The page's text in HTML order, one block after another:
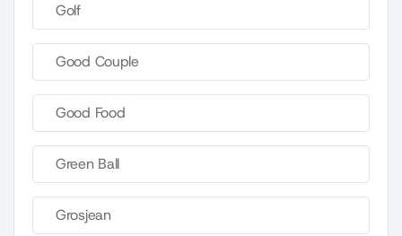
Golf
Good Couple
Good Food
Green Ball
Grosjean